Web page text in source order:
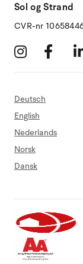
Sol og Strand
CVR-nr
Deutsch
English
Nederlands
Norsk
Dansk